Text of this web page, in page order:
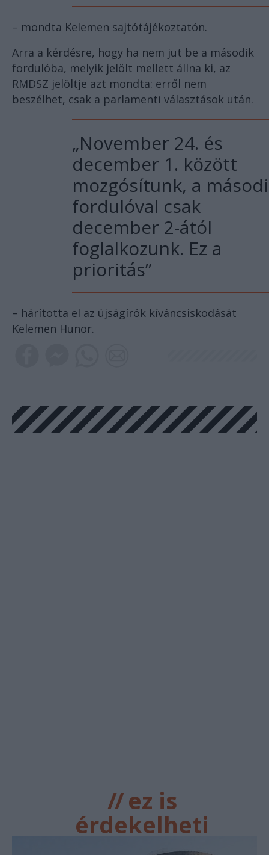
– mondta Kelemen sajtótájékoztatón.
Arra a kérdésre, hogy ha nem jut be a második
fordulóba, melyik jelölt mellett állna ki, az
RMDSZ jelöltje azt mondta: erről nem
beszélhet, csak a parlamenti választások után.
„November 24. és
december 1. között
mozgósítunk, a
fordulóval csak
december 2-ától
foglalkozunk. Ez a
prioritás”
– hárította el az újságírók kíváncsiskodását
Kelemen Hunor.
//ez is
érdekelheti